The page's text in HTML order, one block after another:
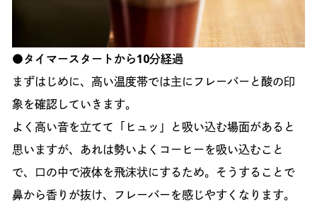
●タイマースタートから10分経過
まずはじめに、高い温度帯では主にフレーバーと酸の印
象を確認していきます。
よく高い音を立てて「ヒュッ」と吸い込む場面があると
思いますが、あれは勢いよくコーヒーを吸い込むこと
で、口の中で液体を飛沫状にするため。そうすることで
鼻から香りが抜け、フレーバーを感じやすくなります。